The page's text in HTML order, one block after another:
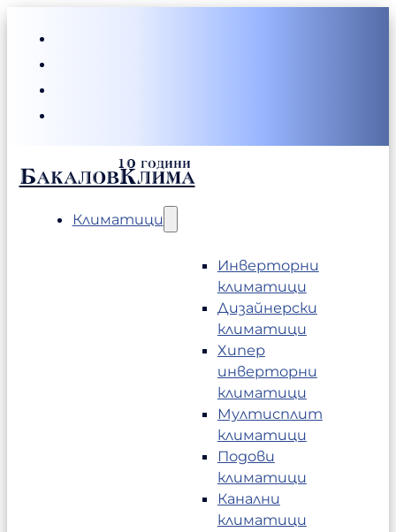
БакаловКлима
Климатици
Инверторни
климатици
Дизайнерски
климатици
Хипер
инверторни
климатици
Мултисплит
климатици
Подови
климатици
Канални
климатици